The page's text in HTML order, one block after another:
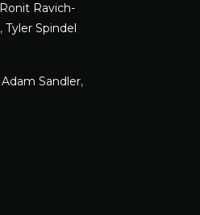
Ronit Ravich-
, Tyler Spindel
Adam Sandler,